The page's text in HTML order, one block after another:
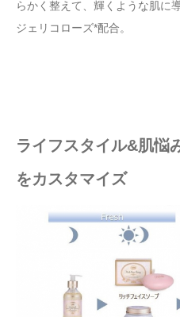
らかく整えて、輝くような肌に
ジェリコローズ*配合。
ライフスタイル&肌悩
をカスタマイズ